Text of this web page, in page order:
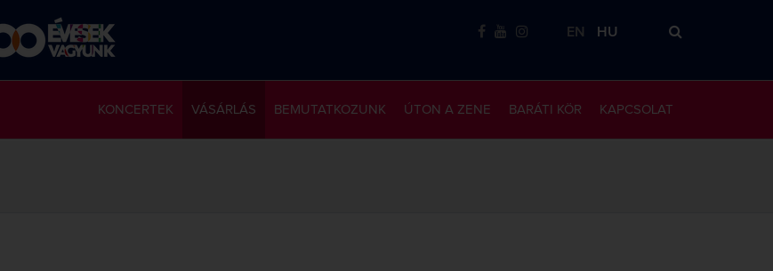
EN HU
KAPCSOLAT
BARÁTI KÖR
ÚTON A ZENE
KONCERTEK VÁSÁRLÁS BEMUTATKOZUNK